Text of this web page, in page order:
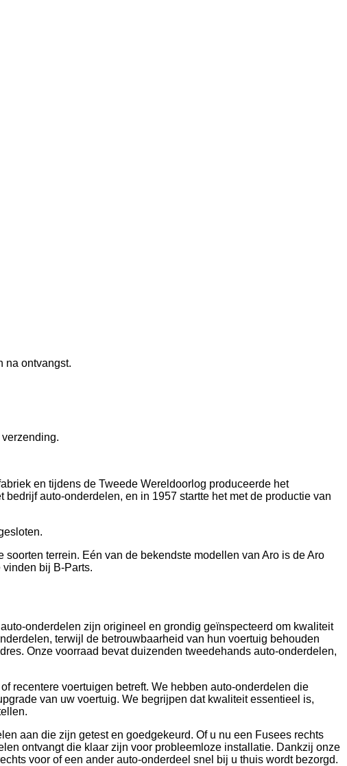
na ontvangst.
en tijdens de Tweede Wereldoorlog produceerde het
auto-onderdelen, en in 1957 startte het met de productie van
terrein. Eén van de bekendste modellen van Aro is de Aro
vinden bij B-Parts.
onderdelen zijn origineel en grondig geïnspecteerd om kwaliteit
terwijl de betrouwbaarheid van hun voertuig behouden
Onze voorraad bevat duizenden tweedehands auto-onderdelen,
recentere voertuigen betreft. We hebben auto-onderdelen die
van uw voertuig. We begrijpen dat kwaliteit essentieel is,
aan die zijn getest en goedgekeurd. Of u nu een Fusees rechts
ontvangt die klaar zijn voor probleemloze installatie. Dankzij onze
voor of een ander auto-onderdeel snel bij u thuis wordt bezorgd.